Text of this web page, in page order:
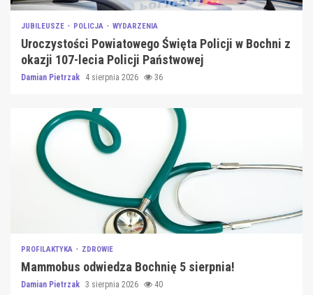
JUBILEUSZE POLICJA WYDARZENIA
Uroczystości Powiatowego Święta Policji w Bochni z
okazji 107-lecia Policji Państwowej
Damian Pietrzak 4 sierpnia 2026 36
PROFILAKTYKA ZDROWIE
Mammobus odwiedza Bochnię 5 sierpnia!
Damian Pietrzak 3 sierpnia 2026 40